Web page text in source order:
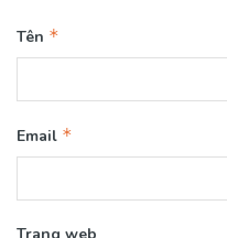
Tên *
Email *